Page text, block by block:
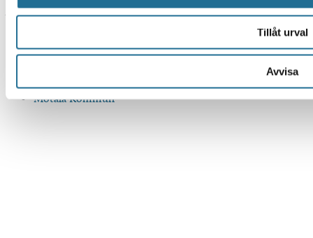
Tillåt urval
Avvisa
Andra webbplatser
Visit Östergötland
Motala Kommun